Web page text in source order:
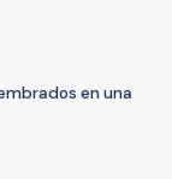
en una